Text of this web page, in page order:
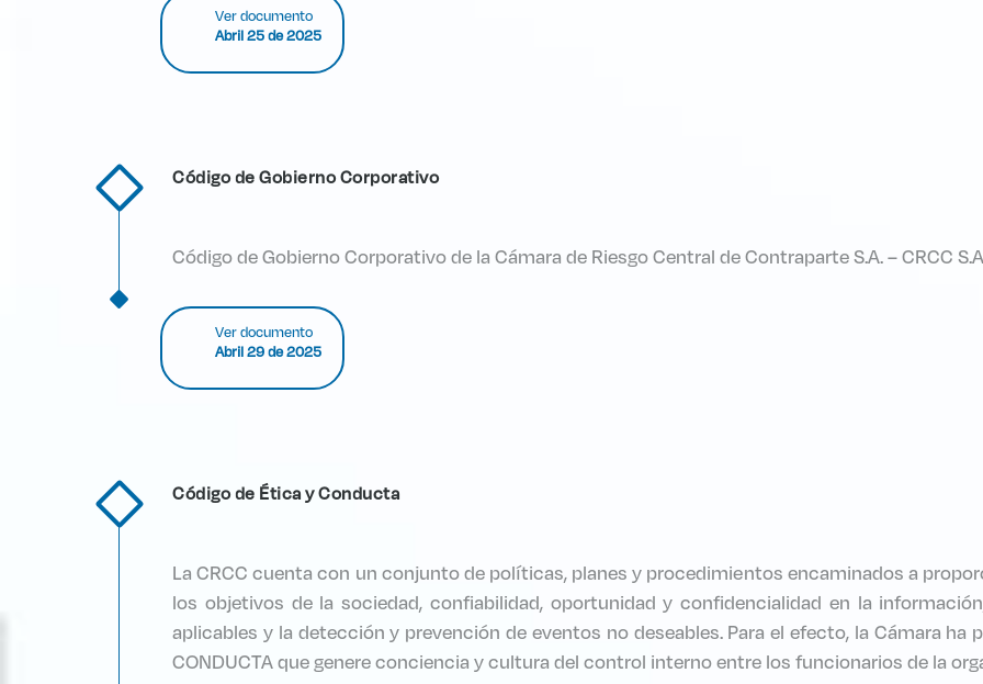
Ver documento
Abril 25 de 2025
Código de Gobierno Corporativo
Código de Gobierno Corporativo de la Cámara de Riesgo Central de Contraparte S.A. – CRCC
Ver documento
Abril 29 de 2025
Código de Ética y Conducta
La CRCC cuenta con un conjunto de políticas, planes y procedimientos encaminados a
los objetivos de la sociedad, confiabilidad, oportunidad y confidencialidad en la
aplicables y la detección y prevención de eventos no deseables. Para el efecto, la Cámara ha
CONDUCTA que genere conciencia y cultura del control interno entre los funcionarios de la